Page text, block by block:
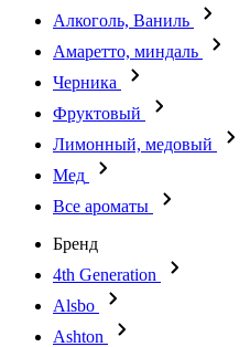
Алкоголь, Ваниль
Амаретто, миндаль
Черника
Фруктовый
Лимонный, медовый
Мед
Все ароматы
Бренд
4th Generation
Alsbo
Ashton